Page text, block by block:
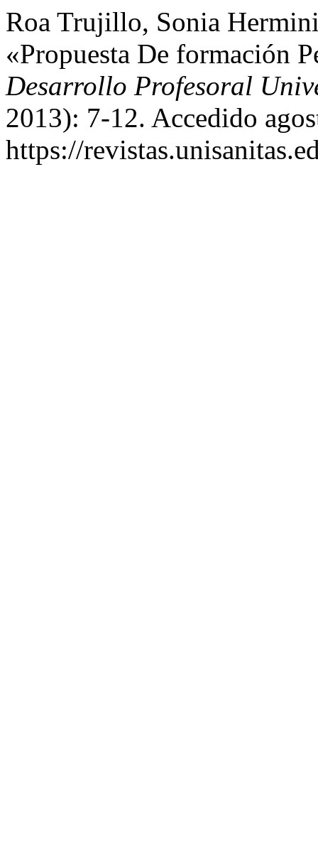
Roa Trujillo, Sonia
«Propuesta De formación
Desarrollo Profesoral
2013): 7-12. Accedido
https://